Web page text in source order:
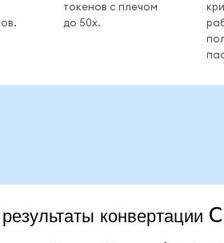
токенов с плечом
до 50x.
результаты